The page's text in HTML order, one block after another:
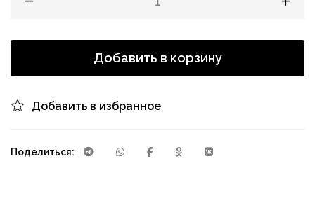
Добавить в корзину
Добавить в избранное
Поделиться: